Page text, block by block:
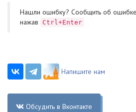
Нашли ошибку? Cообщить об
нажав
Ctrl+Enter
Напишите нам
Обсудить в Вконтакте